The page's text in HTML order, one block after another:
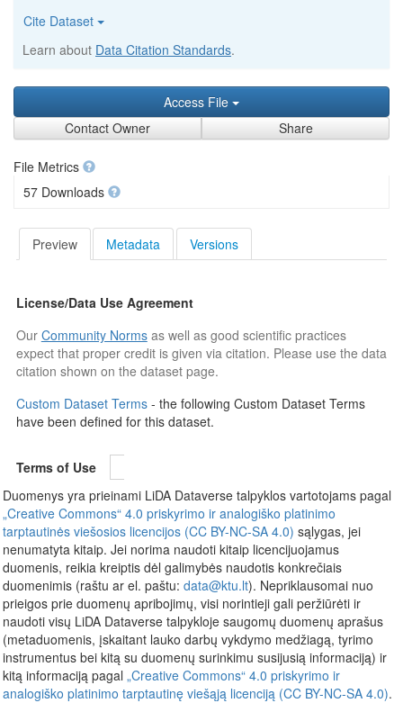
Cite Dataset
Learn about Data Citation Standards.
Access File
Contact Owner
Share
File Metrics
57 Downloads
Preview Metadata Versions
License/Data Use Agreement
Our Community Normsas well as good scientific practices
expect that proper credit is given via citation. Please use the data
citation shown on the dataset page.
Custom Dataset Terms - the following Custom Dataset Terms
have been defined for this dataset.
Terms of Use
Duomenys yra prieinami LiDA Dataverse talpyklos vartotojams pagal
„Creative Commons“ 4.0 priskyrimo ir analogiško platinimo
tarptautinės viešosios licencijos (CC BY-NC-SA 4.0) sąlygas, jei
nenumatyta kitaip. Jei norima naudoti kitaip licencijuojamus
duomenis, reikia kreiptis dėl galimybės naudotis konkrečiais
duomenimis (raštu ar el. paštu: data@ktu.lt). Nepriklausomai nuo
prieigos prie duomenų apribojimų, visi norintieji gali peržiūrėti ir
naudoti visų LiDA Dataverse talpykloje saugomų duomenų aprašus
(metaduomenis, įskaitant lauko darbų vykdymo medžiagą, tyrimo
instrumentus bei kitą su duomenų surinkimu susijusią informaciją) ir
kitą informaciją pagal „Creative Commons“ 4.0 priskyrimo ir
analogiško platinimo tarptautinę viešąją licenciją (CC BY-NC-SA 4.0).